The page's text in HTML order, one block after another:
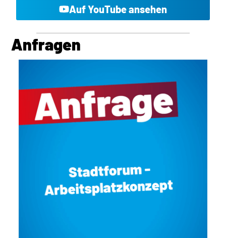
Auf YouTube ansehen
Anfragen